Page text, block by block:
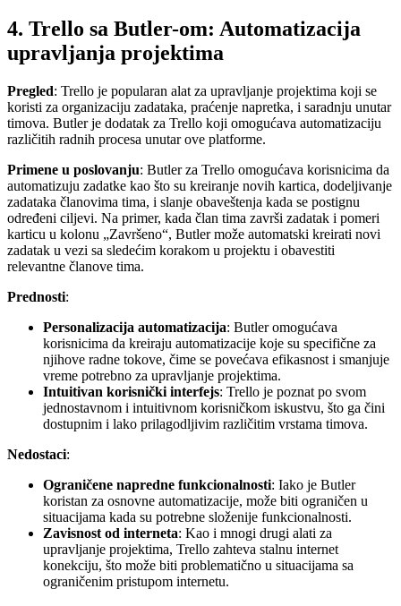
4. Trello sa Butler-om: Automatizacija
upravljanja projektima
Pregled: Trello je popularan alat za upravljanje projektima koji se
koristi za organizaciju zadataka, praćenje napretka, i saradnju unutar
timova. Butler je dodatak za Trello koji omogućava automatizaciju
različitih radnih procesa unutar ove platforme.
Primene u poslovanju: Butler za Trello omogućava korisnicima da
automatizuju zadatke kao što su kreiranje novih kartica, dodeljivanje
zadataka članovima tima, i slanje obaveštenja kada se postignu
određeni ciljevi. Na primer, kada član tima završi zadatak i pomeri
karticu u kolonu „Završeno“, Butler može automatski kreirati novi
zadatak u vezi sa sledećim korakom u projektu i obavestiti
relevantne članove tima.
Prednosti:
Personalizacija automatizacija: Butler omogućava
korisnicima da kreiraju automatizacije koje su specifične za
njihove radne tokove, čime se povećava efikasnost i smanjuje
vreme potrebno za upravljanje projektima.
Intuitivan korisnički interfejs: Trello je poznat po svom
jednostavnom i intuitivnom korisničkom iskustvu, što ga čini
dostupnim i lako prilagodljivim različitim vrstama timova.
Nedostaci:
Ograničene napredne funkcionalnosti: Iako je Butler
koristan za osnovne automatizacije, može biti ograničen u
situacijama kada su potrebne složenije funkcionalnosti.
Zavisnost od interneta: Kao i mnogi drugi alati za
upravljanje projektima, Trello zahteva stalnu internet
konekciju, što može biti problematično u situacijama sa
ograničenim pristupom internetu.